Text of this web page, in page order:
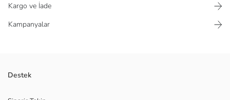
Kargo ve İade
Kampanyalar
Destek